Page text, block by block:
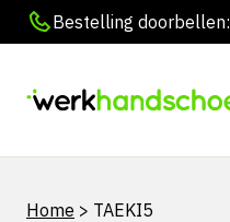
Bestelling doorbellen:
Home > TAEKI5